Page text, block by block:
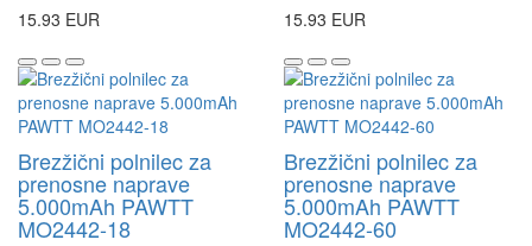
15.93 EUR 15.93 EUR
Brezžični polnilec za
prenosne naprave
5.000mAh PAWTT
MO2442-18
Brezžični polnilec za
prenosne naprave
5.000mAh PAWTT
MO2442-60